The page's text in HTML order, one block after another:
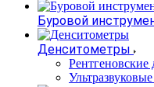
Буровой
Денситометры
Рентгеновские